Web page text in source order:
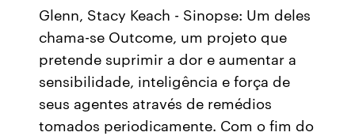
Glenn, Stacy Keach - Sinopse: Um deles
chama-se Outcome, um projeto que
pretende suprimir a dor e aumentar a
sensibilidade, inteligência e força de
seus agentes através de remédios
tomados periodicamente. Com o fim do